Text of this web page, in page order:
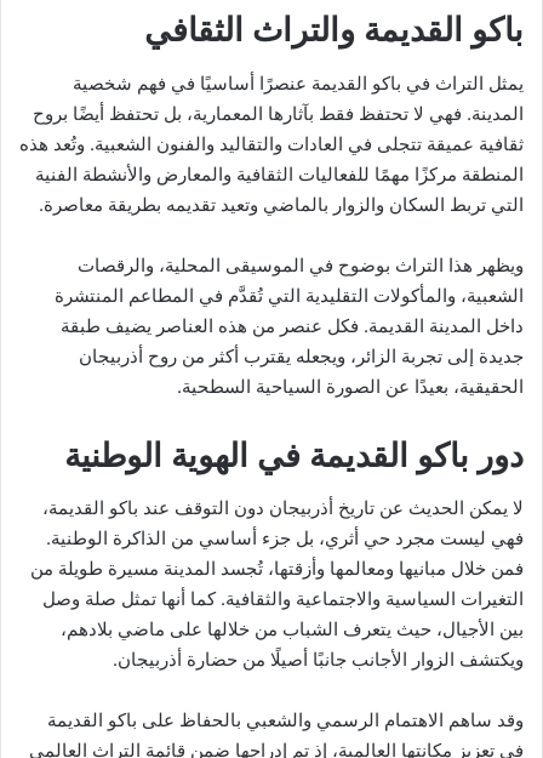
باكو القديمة والتراث الثقافي
يمثل التراث في باكو القديمة عنصرًا أساسيًا في فهم شخصية
المدينة. فهي لا تحتفظ فقط بآثارها المعمارية، بل تحتفظ أيضًا بروح
ثقافية عميقة تتجلى في العادات والتقاليد والفنون الشعبية. وتُعد هذه
المنطقة مركزًا مهمًا للفعاليات الثقافية والمعارض والأنشطة الفنية
التي تربط السكان والزوار بالماضي وتعيد تقديمه بطريقة معاصرة.
ويظهر هذا التراث بوضوح في الموسيقى المحلية، والرقصات
الشعبية، والمأكولات التقليدية التي تُقدَّم في المطاعم المنتشرة
داخل المدينة القديمة. فكل عنصر من هذه العناصر يضيف طبقة
جديدة إلى تجربة الزائر، ويجعله يقترب أكثر من روح أذربيجان
الحقيقية، بعيدًا عن الصورة السياحية السطحية.
دور باكو القديمة في الهوية الوطنية
لا يمكن الحديث عن تاريخ أذربيجان دون التوقف عند باكو القديمة،
فهي ليست مجرد حي أثري، بل جزء أساسي من الذاكرة الوطنية.
فمن خلال مبانيها ومعالمها وأزقتها، تُجسد المدينة مسيرة طويلة من
التغيرات السياسية والاجتماعية والثقافية. كما أنها تمثل صلة وصل
بين الأجيال، حيث يتعرف الشباب من خلالها على ماضي بلادهم،
ويكتشف الزوار الأجانب جانبًا أصيلًا من حضارة أذربيجان.
وقد ساهم الاهتمام الرسمي والشعبي بالحفاظ على باكو القديمة
في تعزيز مكانتها العالمية، إذ تم إدراجها ضمن قائمة التراث العالمي